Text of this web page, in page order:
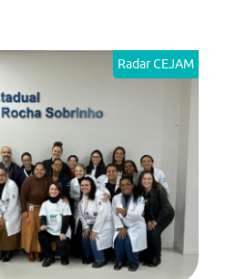
Radar CEJAM